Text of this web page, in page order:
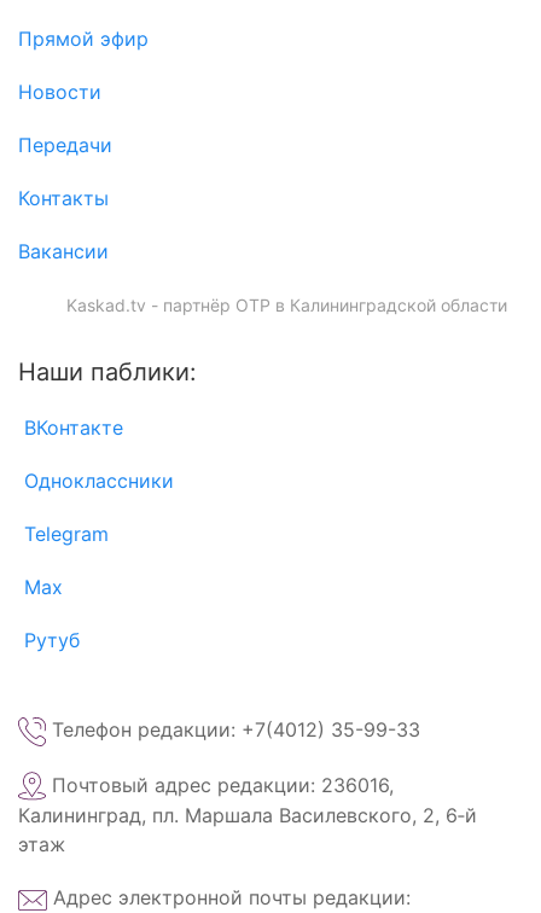
Прямой эфир
Новости
Передачи
Контакты
Вакансии
Kaskad.tv - партнёр ОТР в Калининградской области
Наши паблики:
ВКонтакте
Одноклассники
Telegram
Max
Рутуб
Телефон редакции: +7(4012) 35-99-33
Почтовый адрес редакции: 236016,
Калининград, пл. Маршала Василевского, 2, 6‑й
этаж
Адрес электронной почты редакции: